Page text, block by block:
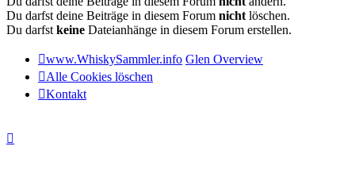
Du darfst deine Beiträge in diesem Forum nicht löschen.
Du darfst keine Dateianhänge in diesem Forum erstellen.
www.WhiskySammler.info Glen Overview
Alle Cookies löschen
Kontakt